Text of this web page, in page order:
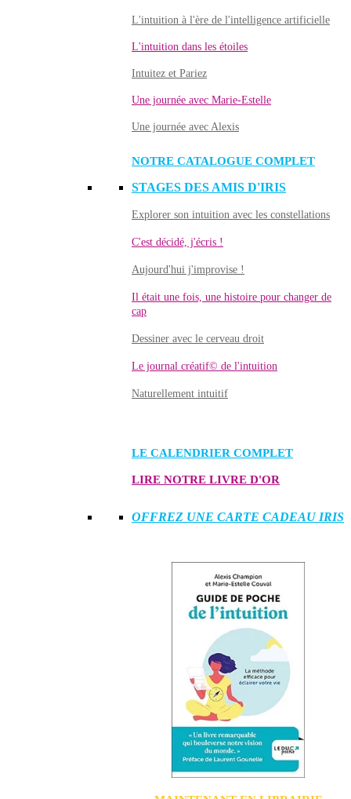
L'intuition à l'ère de l'intelligence artificielle
L'intuition dans les étoiles
Intuitez et Pariez
Une journée avec Marie-Estelle
Une journée avec Alexis
NOTRE CATALOGUE COMPLET
STAGES DES AMIS D'IRIS
Explorer son intuition avec les constellations
C'est décidé, j'écris !
Aujourd'hui j'improvise !
Il était une fois, une histoire pour changer de
cap
Dessiner avec le cerveau droit
Le journal créatif© de l'intuition
Naturellement intuitif
LE CALENDRIER COMPLET
LIRE NOTRE LIVRE D'OR
OFFREZ UNE CARTE CADEAU IRIS